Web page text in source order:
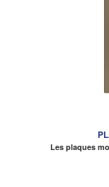
Les plaques